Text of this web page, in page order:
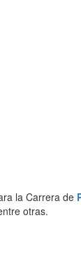
la Carrera de
otras.